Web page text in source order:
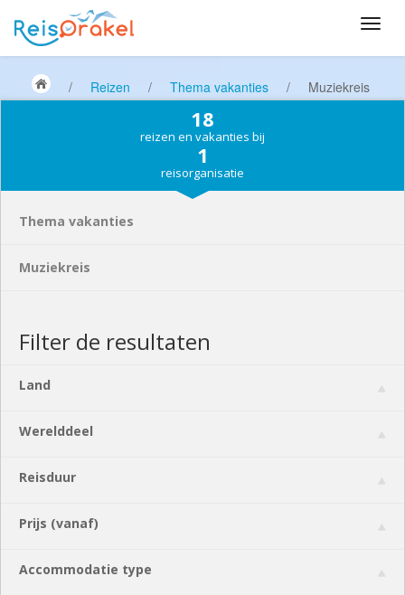
/ Reizen / Thema vakanties / Muziekreis
18
reizen en vakanties bij
1
reisorganisatie
Thema vakanties
Muziekreis
Filter de resultaten
Land
Werelddeel
Reisduur
Prijs (vanaf)
Accommodatie type